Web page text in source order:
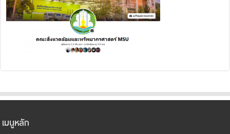
เมนูหลัก